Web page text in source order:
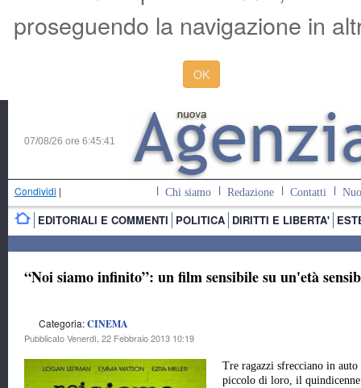
proseguendo la navigazione in
OK
07/08/26 ore 6:45:42
Condividi | Chi siamo Redazione Contatti
EDITORIALI E COMMENTI POLITICA DIRITTI E LIBERTA'
“Noi siamo infinito”: un film sensibile su un'età
Categoria:CINEMA
Pubblicato Venerdì, 22 Febbraio 2013 10:19
Tre ragazzi sfrecciano in
piccolo di loro, il